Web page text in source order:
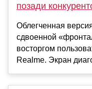
позади
Облегченная
сдвоенной
восторгом
Realme. Экран